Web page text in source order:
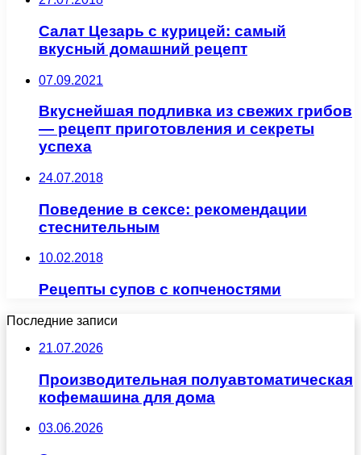
Салат Цезарь с курицей: самый
вкусный домашний рецепт
07.09.2021
Вкуснейшая подливка из свежих грибов
— рецепт приготовления и секреты
успеха
24.07.2018
Поведение в сексе: рекомендации
стеснительным
10.02.2018
Рецепты супов с копченостями
Последние записи
21.07.2026
Производительная полуавтоматическая
кофемашина для дома
03.06.2026